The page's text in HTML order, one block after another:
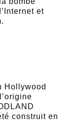
et
Hollywood
construit en